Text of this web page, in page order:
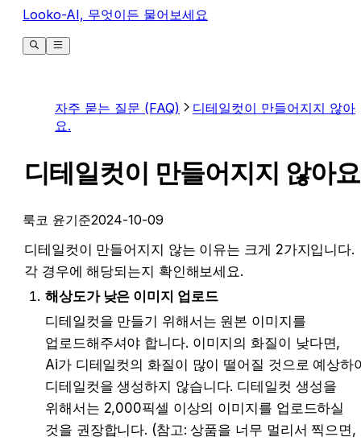
Looko-AI, 무엇이든 물어보세요
자주 묻는 질문 (FAQ)
디테일컷이 만들어지지 않아
요.
디테일컷이 만들어지지 않아
룩코 윤기준2024-10-09
디테일컷이 만들어지지 않는 이유는 크게 2가지입니다.
각 경우에 해당되는지 확인해보세요.
해상도가 낮은 이미지 업로드
디테일컷을 만들기 위해서는 원본 이미지를
업로드해주셔야 합니다. 이미지의 화질이 낮다면,
Ai가 디테일컷의 화질이 많이 떨어질 것으로 예상하
디테일컷을 생성하지 않습니다. 디테일컷 생성을
위해서는 2,000픽셀 이상의 이미지를 업로드하실
것을 권장합니다. (참고: 상품을 너무 멀리서 찍으면,